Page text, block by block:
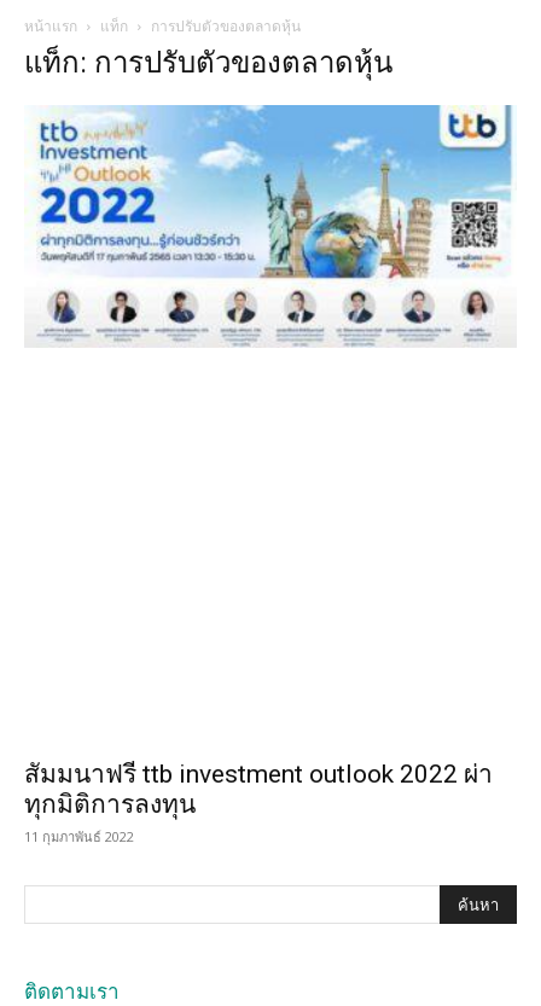
หน้าแรก แท็ก การปรับตัวของตลาดหุ้น
แท็ก: การปรับตัวของตลาดหุ้น
สัมมนาฟรี ttb investment outlook 2022 ผ่า
ทุกมิติการลงทุน
11 กุมภาพันธ์ 2022
ติดตามเรา